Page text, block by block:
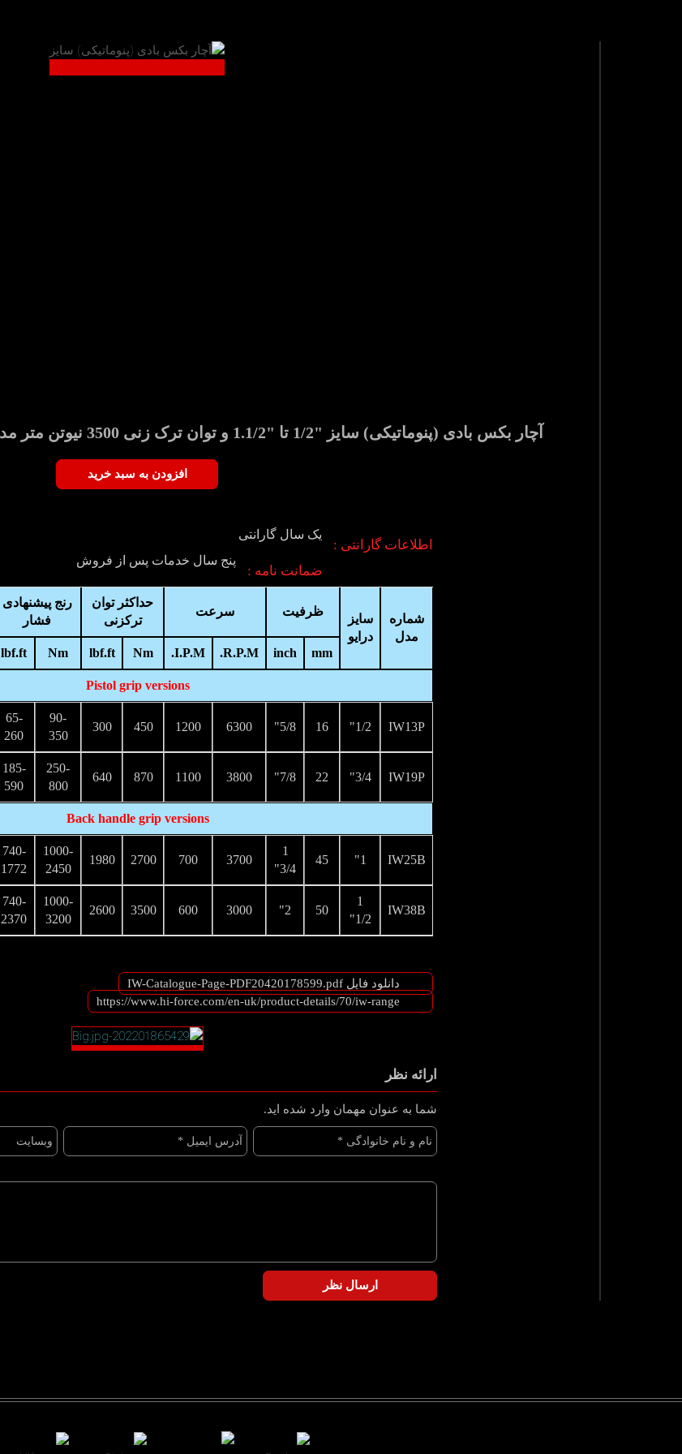
آچار بکس بادی (پنوماتیکی) سایز "1/2 تا "1.1/2 و توان ترک زنی 3500 نیوتن متر مدل IW-Range ساخت هایفورس انگلستان
افزودن به سبد خرید
اطلاعات گارانتی :
یک سال گارانتی
ضمانت نامه :
پنج سال خدمات پس از فروش
شماره
مدل
سایز
درایو
ظرفیت سرعت
حداکثر توان
ترکزنی
رنج پیشنهادی
فشار
mm
inch
R.P.M.
I.P.M.
Nm
lbf.ft
Nm
lbf.ft
Pistol grip versions
IW13P
1/2"
16
5/8"
6300
1200
450
300
90-
350
65-
260
IW19P
3/4"
22
7/8"
3800
1100
870
640
250-
800
185-
590
Back handle grip versions
IW25B
1"
45
1
3/4"
3700
700
2700
1980
1000-
2450
740-
1772
IW38B
1
1/2"
50
2"
3000
600
3500
2600
1000-
3200
740-
2370
دانلود فایل IW-Catalogue-Page-PDF20420178599.pdf
https://www.hi-force.com/en-uk/product-details/70/iw-range
ارائه نظر
شما به عنوان مهمان وارد شده اید.